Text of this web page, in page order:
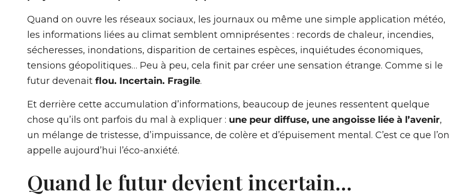
Quand on ouvre les réseaux sociaux, les journaux ou même une simple application météo,
les informations liées au climat semblent omniprésentes : records de chaleur, incendies,
sécheresses, inondations, disparition de certaines espèces, inquiétudes économiques,
tensions géopolitiques… Peu à peu, cela finit par créer une sensation étrange. Comme si le
futur devenait flou. Incertain. Fragile.
Et derrière cette accumulation d’informations, beaucoup de jeunes ressentent quelque
chose qu’ils ont parfois du mal à expliquer : une peur diffuse, une angoisse liée à l’avenir,
un mélange de tristesse, d’impuissance, de colère et d’épuisement mental. C’est ce que l’on
appelle aujourd’hui l’éco-anxiété.
Quand le futur devient incertain…